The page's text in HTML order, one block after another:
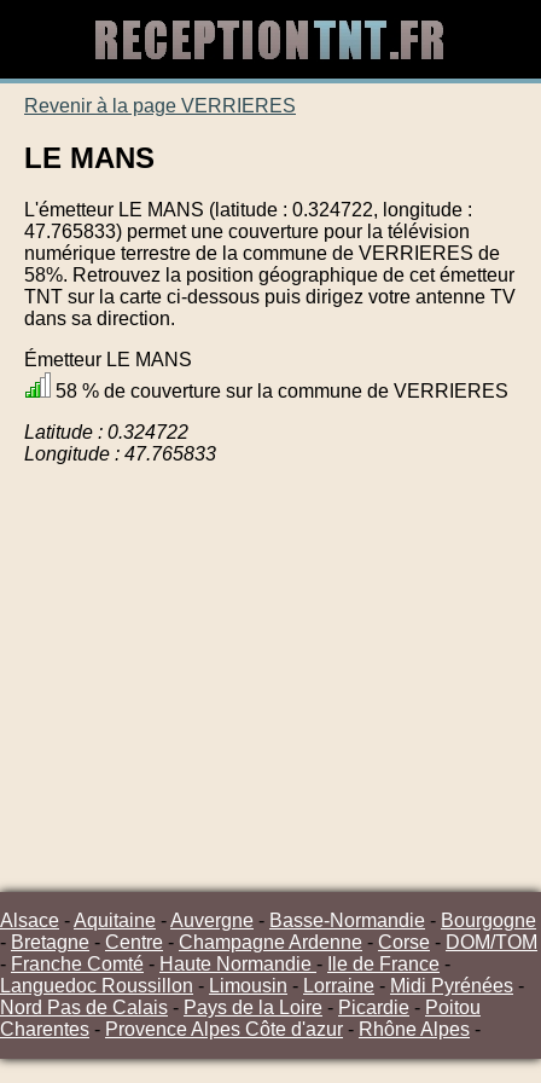
Revenir à la page VERRIERES
LE MANS
L'émetteur LE MANS (latitude : 0.324722, longitude :
47.765833) permet une couverture pour la télévision
numérique terrestre de la commune de VERRIERES de
58%. Retrouvez la position géographique de cet émetteur
TNT sur la carte ci-dessous puis dirigez votre antenne TV
dans sa direction.
Émetteur LE MANS
58 % de couverture sur la commune de VERRIERES
Latitude : 0.324722
Longitude : 47.765833
Alsace -Aquitaine -Auvergne - Basse-Normandie - Bourgogne
- Bretagne - Centre - Champagne Ardenne - Corse - DOM/TOM
- Franche Comté - Haute Normandie - Ile de France -
Languedoc Roussillon - Limousin - Lorraine - Midi Pyrénées -
Nord Pas de Calais - Pays de la Loire - Picardie - Poitou
Charentes - Provence Alpes Côte d'azur - Rhône Alpes -